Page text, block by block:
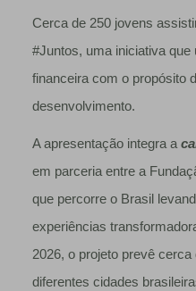
Cerca de 250 jovens
#Juntos, uma iniciativa que
financeira com o propósito
desenvolvimento.
A apresentação integra a
em parceria entre a
que percorre o Brasil
experiências
2026, o projeto prevê
diferentes cidades